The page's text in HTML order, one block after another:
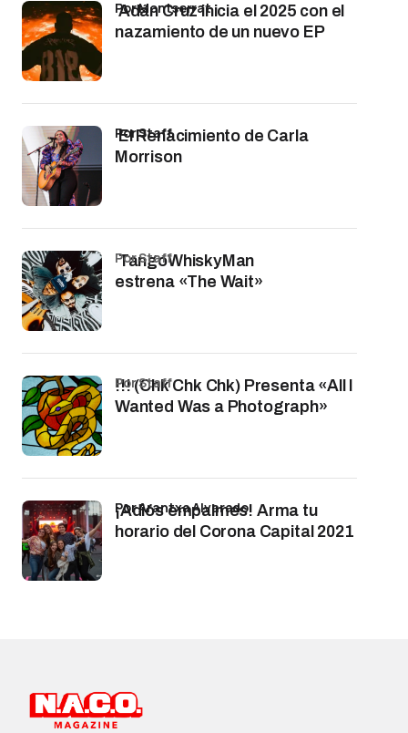
Adán Cruz inicia el 2025 con el
nazamiento de un nuevo EP
por Montserrat
El Renacimiento de Carla
Morrison
por Staff
TangoWhiskyMan
estrena «The Wait»
por Staff
!!! (Chk Chk Chk) Presenta «All I
Wanted Was a Photograph»
por Staff
¡Adiós empalmes! Arma tu
horario del Corona Capital 2021
por Arantxa Alvarado